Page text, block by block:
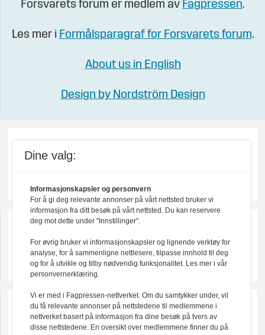
Forsvarets forum er medlem av Fagpressen.
Les mer i Formålsparagraf for Forsvarets forum.
About us in English
Design by Nordström Design
Dine valg:
Informasjonskapsler og personvern
For å gi deg relevante annonser på vårt nettsted bruker vi
informasjon fra ditt besøk på vårt nettsted. Du kan reservere
deg mot dette under "Innstillinger".
For øvrig bruker vi informasjonskapsler og lignende verktøy for
analyse, for å sammenligne nettlesere, tilpasse innhold til deg
og for å utvikle og tilby nødvendig funksjonalitet. Les mer i vår
personvernerklæring.
Vi er med i Fagpressen-nettverket. Om du samtykker under, vil
du få relevante annonser på nettstedene til medlemmene i
nettverket basert på informasjon fra dine besøk på tvers av
disse nettstedene. En oversikt over medlemmene finner du på